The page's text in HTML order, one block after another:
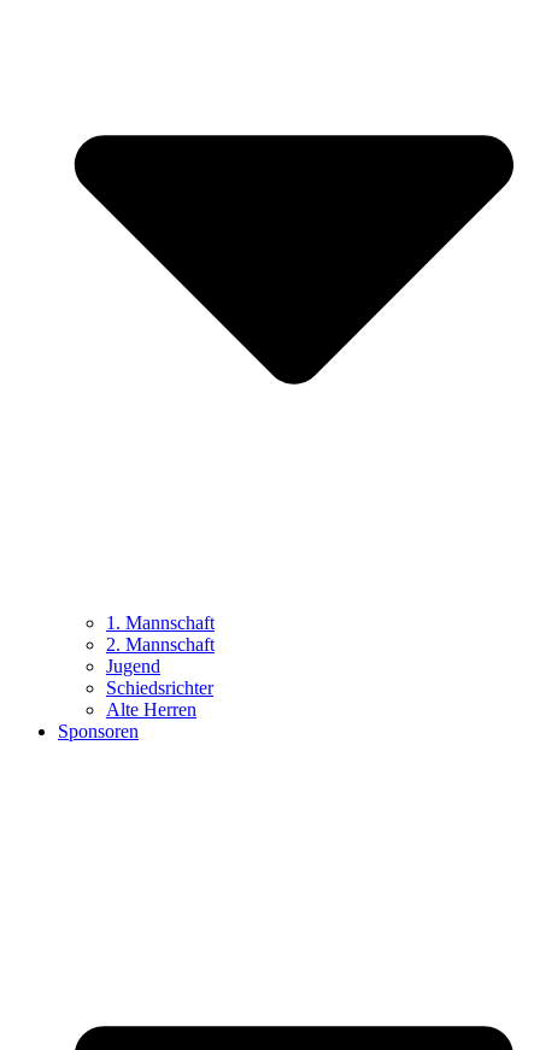
1. Mannschaft
2. Mannschaft
Jugend
Schiedsrichter
Alte Herren
Sponsoren